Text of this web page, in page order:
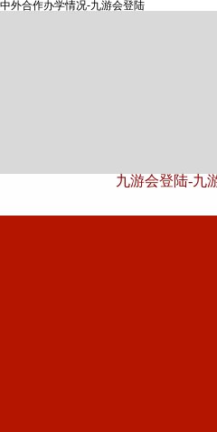
中外合作办学情况-九游会登陆
九游会登陆-九